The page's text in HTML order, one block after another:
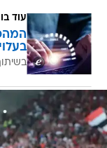
עוד